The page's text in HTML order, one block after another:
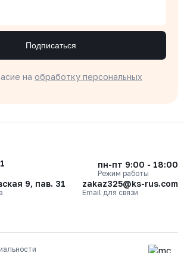
Подписаться
на обработку персональных
пн-пт 9:00 - 18:00
Режим работы
9, пав. 31 zakaz325@ks-rus.com
Email для связи